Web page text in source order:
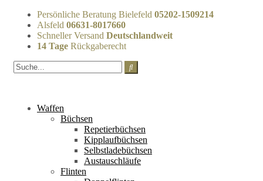
Persönliche Beratung Bielefeld 05202-1509214
Alsfeld 06631-8017660
Schneller Versand Deutschlandweit
14 Tage Rückgaberecht
Waffen
Büchsen
Repetierbüchsen
Kipplaufbüchsen
Selbstladebüchsen
Austauschläufe
Flinten